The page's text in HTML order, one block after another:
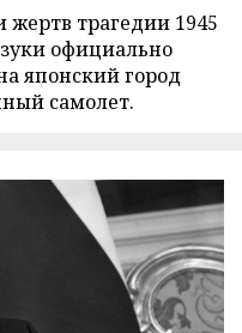
трагедии 1945
официально
японский город
самолет.